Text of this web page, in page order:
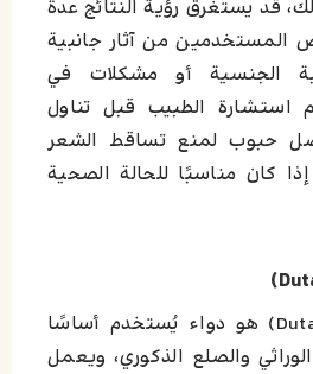
قد يستغرق رؤية النتائج عدة
المستخدمين من آثار جانبية
الجنسية أو مشكلات في
استشارة الطبيب قبل تناول
حبوب لمنع تساقط الشعر
كان مناسبًا للحالة الصحية
دوتاسترايد (Dutasteride) هو دواء يُستخدم أساسًا
والصلع الذكوري، ويعمل